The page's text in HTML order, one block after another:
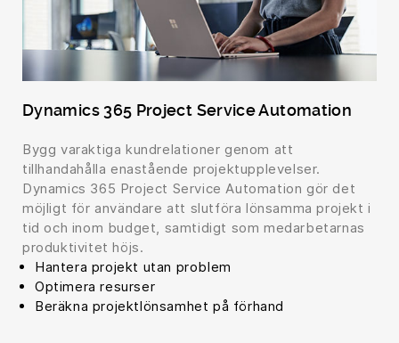
Dynamics 365 Project Service Automation
Bygg varaktiga kundrelationer genom att
tillhandahålla enastående projektupplevelser.
Dynamics 365 Project Service Automation gör det
möjligt för användare att slutföra lönsamma projekt i
tid och inom budget, samtidigt som medarbetarnas
produktivitet höjs.
Hantera projekt utan problem
Optimera resurser
Beräkna projektlönsamhet på förhand